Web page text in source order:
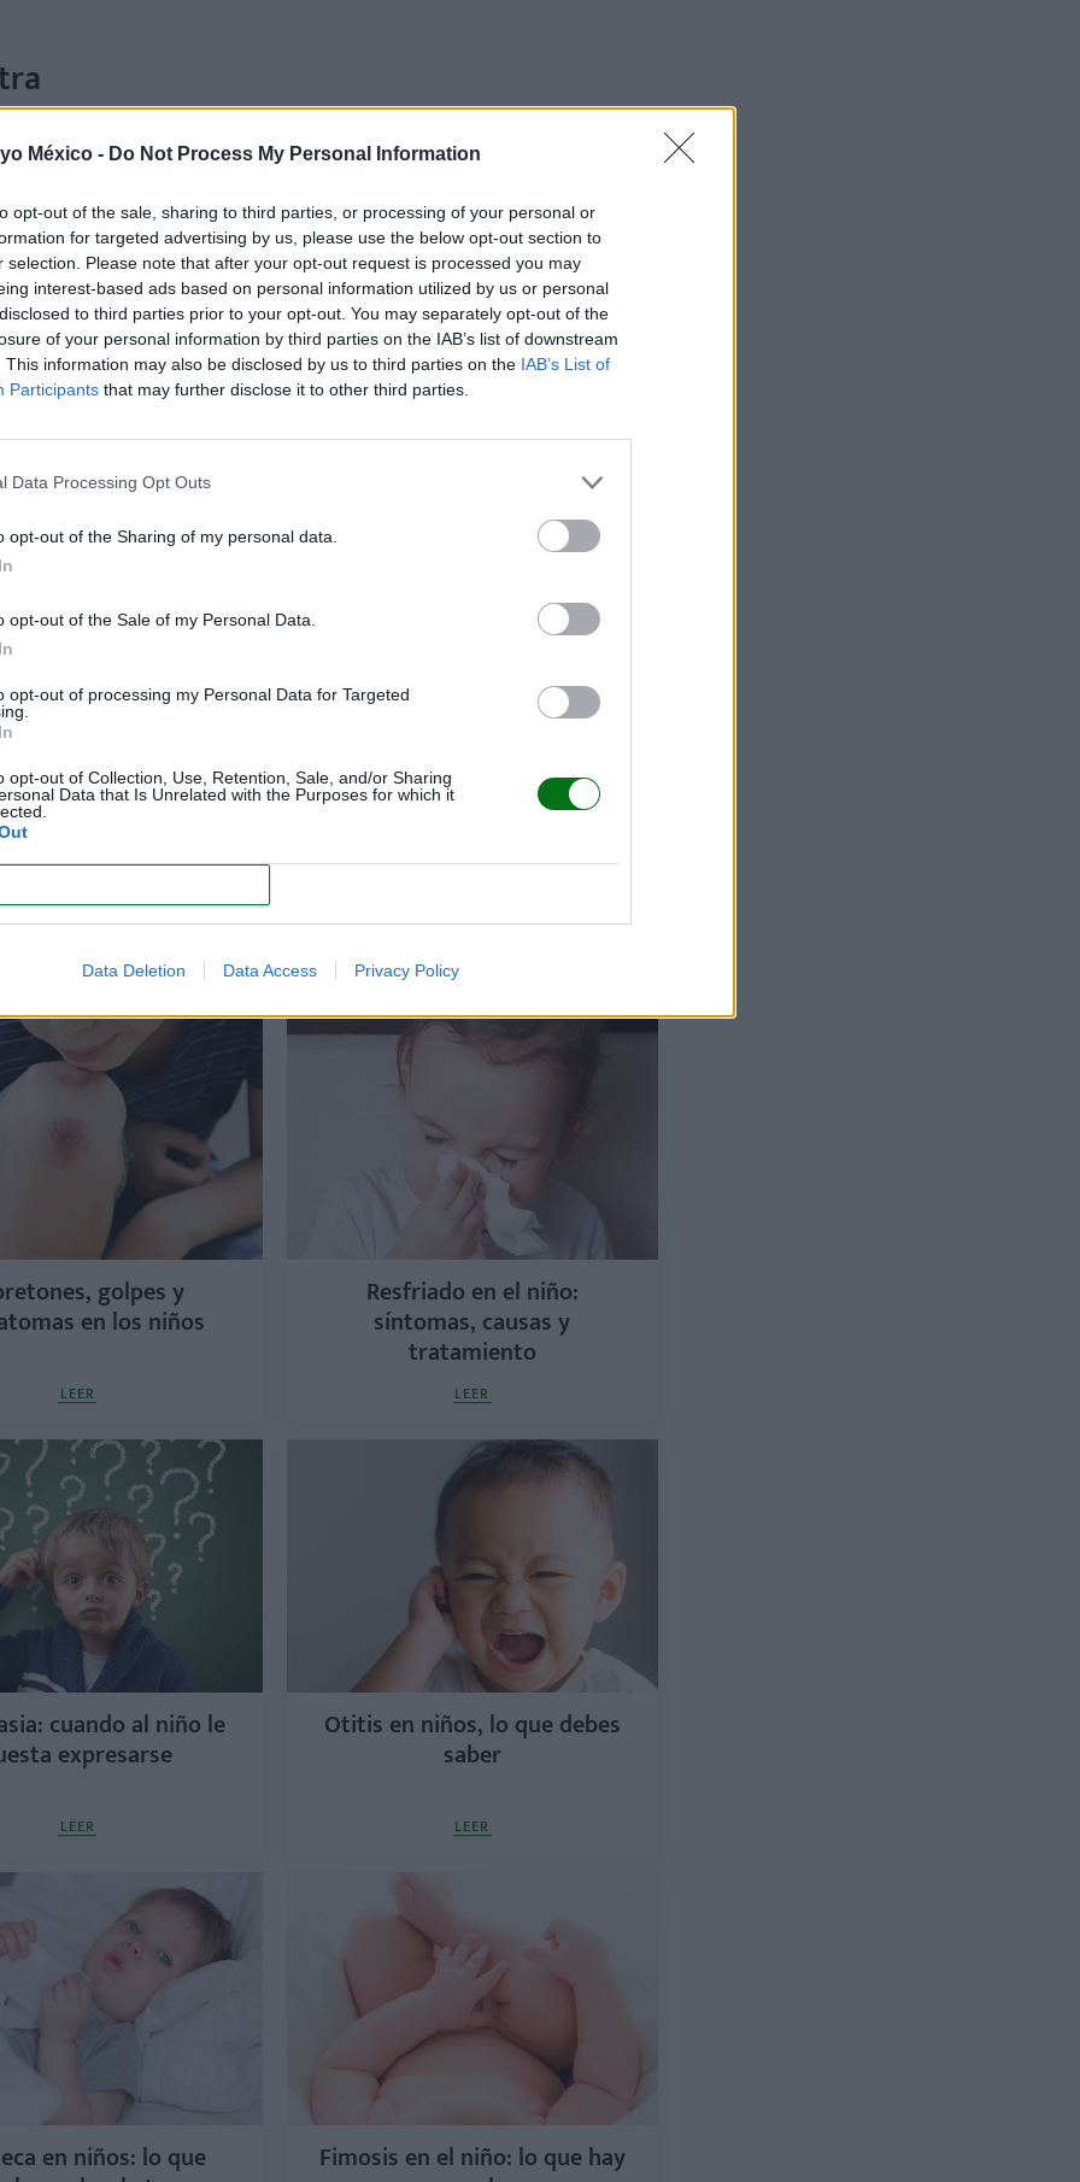
México - Do Not Process My Personal Information
opt-out of the sale, sharing to third parties, or processing of your personal or
for targeted advertising by us, please use the below opt-out section to
selection. Please note that after your opt-out request is processed you may
interest-based ads based on personal information utilized by us or personal
to third parties prior to your opt-out. You may separately opt-out of the
of your personal information by third parties on the IAB’s list of downstream
This information may also be disclosed by us to third parties on the IAB’s List of
Participants that may further disclose it to other third parties.
Data Processing Opt Outs
opt-out of the Sharing of my personal data.
opt-out of the Sale of my Personal Data.
opt-out of processing my Personal Data for Targeted
opt-out of Collection, Use, Retention, Sale, and/or Sharing
Data that Is Unrelated with the Purposes for which it
Data Deletion Data Access Privacy Policy
niño sin motivo.
día.
bebés, niños pequeños, maternidad, familia y estilo de vida.
golpes y
en los niños
LEER
Resfriado en el niño:
síntomas, causas y
tratamiento
LEER
cuando al niño le
expresarse
LEER
Otitis en niños, lo que debes
saber
LEER
en niños: lo que Fimosis en el niño: lo que hay